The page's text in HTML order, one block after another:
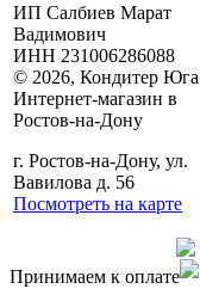
ИП Салбиев Марат
Вадимович
ИНН 231006286088
© 2026, Кондитер Юга
Интернет-магазин в
Ростов-на-Дону
г. Ростов-на-Дону, ул.
Вавилова д. 56
Посмотреть на карте
Принимаем к оплате